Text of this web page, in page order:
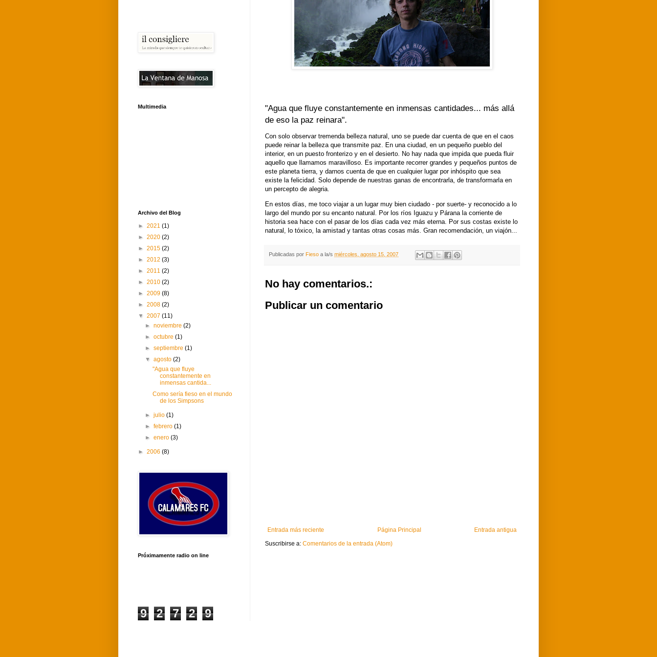
"Agua que fluye constantemente en inmensas cantidades... más allá
de eso la paz reinara".
Con solo observar tremenda belleza natural, uno se puede dar cuenta de que en el caos
puede reinar la belleza que transmite paz. En una ciudad, en un pequeño pueblo del
interior, en un puesto fronterizo y en el desierto. No hay nada que impida que pueda fluir
aquello que llamamos maravilloso. Es importante recorrer grandes y pequeños puntos de
este planeta tierra, y darnos cuenta de que en cualquier lugar por inhóspito que sea
existe la felicidad. Solo depende de nuestras ganas de encontrarla, de transformarla en
un percepto de alegria.
En estos días, me toco viajar a un lugar muy bien ciudado - por suerte- y reconocido a lo
largo del mundo por su encanto natural. Por los ríos Iguazu y Párana la corriente de
historia sea hace con el pasar de los días cada vez más eterna. Por sus costas existe lo
natural, lo tóxico, la amistad y tantas otras cosas más. Gran recomendación, un viajón...
Publicadas por Fieso a la/s miércoles, agosto 15, 2007
No hay comentarios.:
Publicar un comentario
Entrada más reciente Entrada antigua
Página Principal
Suscribirse a: Comentarios de la entrada (Atom)
Multimedia
Archivo del Blog
► 2021 (1)
► 2020 (2)
► 2015 (2)
► 2012 (3)
► 2011 (2)
► 2010 (2)
► 2009 (8)
► 2008 (2)
▼ 2007 (11)
►noviembre(2)
►octubre(1)
►septiembre(1)
▼agosto(2)
"Agua que fluye
constantemente en
inmensas cantida...
Como sería fieso en el mundo
de los Simpsons
►julio(1)
►febrero(1)
►enero(3)
► 2006 (8)
Próximamente radio on line
9 2 7 2 9